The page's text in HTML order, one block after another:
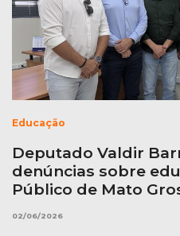
Educação
Deputado Valdir
denúncias sobre
Público de Mato
02/06/2026